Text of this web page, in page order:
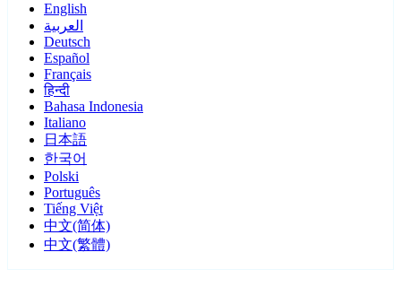
English
العربية
Deutsch
Español
Français
हिन्दी
Bahasa Indonesia
Italiano
日本語
한국어
Polski
Português
Tiếng Việt
中文(简体)
中文(繁體)